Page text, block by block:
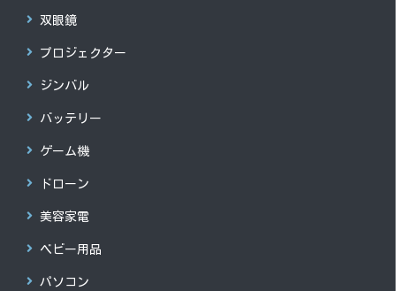
双眼鏡
プロジェクター
ジンバル
バッテリー
ゲーム機
ドローン
美容家電
ベビー用品
パソコン